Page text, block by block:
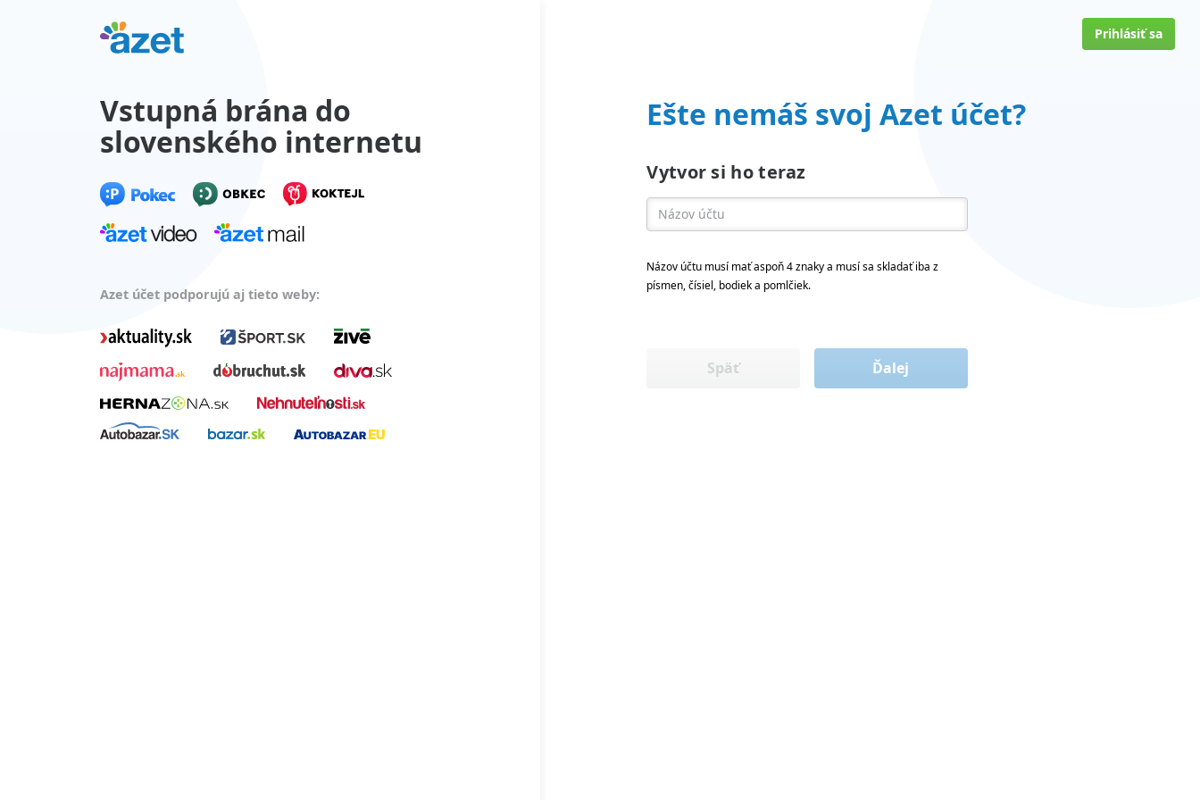
Prihlásiť sa
Vstupná brána do
slovenského internetu
Azet účet podporujú aj tieto weby:
Ešte nemáš svoj Azet účet?
Vytvor si ho teraz
Názov účtu musí mať aspoň 4 znaky a musí sa skladať iba z
písmen, čísiel, bodiek a pomlčiek.